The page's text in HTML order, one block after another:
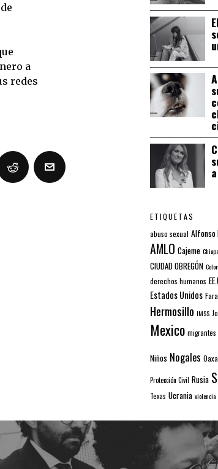
a
redes
ETIQUETAS
abuso sexual Alfonso
AMLO Cajeme
CIUDAD OBREGÓN
derechos humanos
Estados Unidos
Hermosillo IMSS
Mexico migrantes
Niños Nogales
Protección Civil Rusia
Texas Ucrania violencia